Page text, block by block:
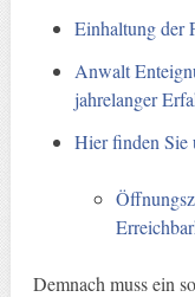
Einhaltung der
Anwalt
jahrelanger
Hier finden Sie
Demnach muss ein